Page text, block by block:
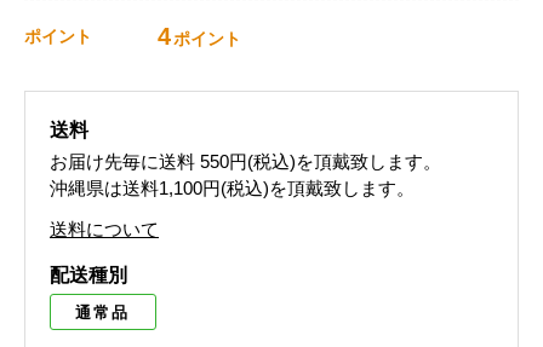
ポイント 4ポイント
送料
お届け先毎に送料 550円(税込)を頂戴致します。
沖縄県は送料1,100円(税込)を頂戴致します。
送料について
配送種別
通常品